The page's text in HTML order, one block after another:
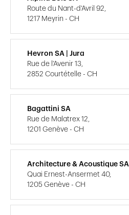
Route du Nant-d'Avril 92,
1217 Meyrin - CH
Hevron SA | Jura
Rue de l'Avenir 13,
2852 Courtételle - CH
Bagattini SA
Rue de Malatrex 12,
1201 Genève - CH
Architecture & Acoustique SA
Quai Ernest-Ansermet 40,
1205 Genève - CH